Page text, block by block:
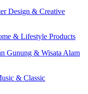
Design & Creative
& Lifestyle Products
Gunung & Wisata Alam
& Classic